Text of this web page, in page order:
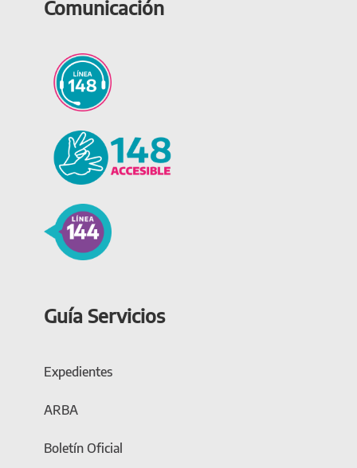
Comunicación
Guía Servicios
Expedientes
ARBA
Boletín Oficial